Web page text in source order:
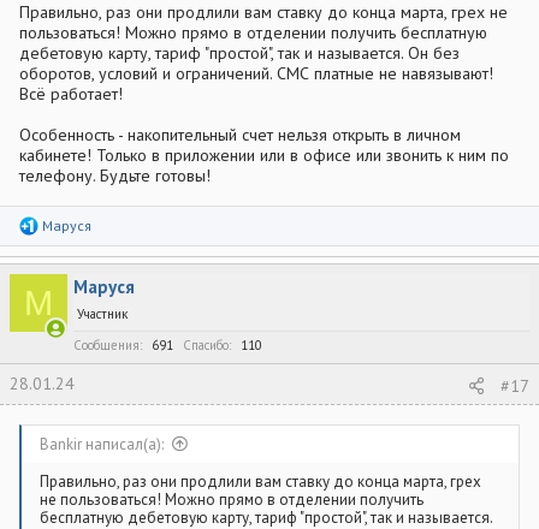
Правильно, раз они продлили вам ставку до конца марта, грех не
пользоваться! Можно прямо в отделении получить бесплатную
дебетовую карту, тариф "простой", так и называется. Он без
оборотов, условий и ограничений. СМС платные не навязывают!
Всё работает!
Особенность - накопительный счет нельзя открыть в личном
кабинете! Только в приложении или в офисе или звонить к ним по
телефону. Будьте готовы!
Р
а
к
ц
и
и
Маруся
М Маруся
Участник
Сообщения
691 Спасибо 110
28.01.24 #17
Bankir написал(а):
Правильно, раз они продлили вам ставку до конца марта, грех
не пользоваться! Можно прямо в отделении получить
бесплатную дебетовую карту, тариф "простой", так и называется.